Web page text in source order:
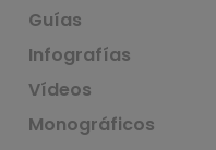
Guías
Infografías
Vídeos
Monográficos